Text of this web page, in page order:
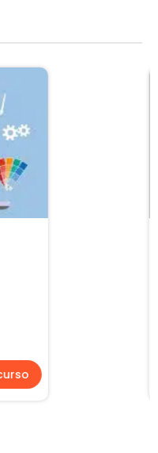
Ver curso